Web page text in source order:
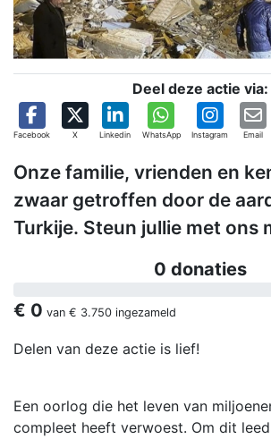
Deel deze actie via:
Facebook X Linkedin WhatsApp Instagram Email
Onze familie, vrienden en
zwaar getroffen door de
Turkije. Steun jullie met ons
0 donaties
€ 0 van € 3.750 ingezameld
Delen van deze actie is lief!
Een oorlog die het leven van
compleet heeft verwoest. Om dit